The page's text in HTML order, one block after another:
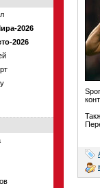
2026
2026